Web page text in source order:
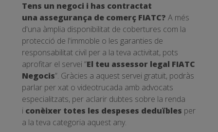
Tens un negoci i has contractat
una assegurança de comerç FIATC? A més
d'una àmplia disponibilitat de cobertures com la
protecció de l'immoble o les garanties de
responsabilitat civil per a la teva activitat, pots
aprofitar el servei “El teu assessor legal FIATC
Negocis”. Gràcies a aquest servei gratuït, podràs
parlar per xat o videotrucada amb advocats
especialitzats, per aclarir dubtes sobre la renda
i conèixer totes les despeses deduïbles per
a la teva categoria aquest any.